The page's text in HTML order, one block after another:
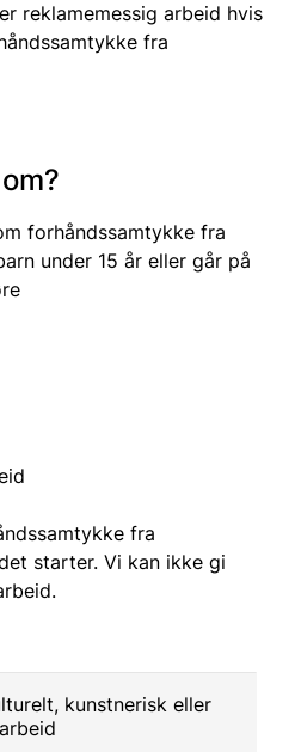
reklamemessig arbeid hvis
fra
forhåndssamtykke fra
under 15 år eller går på
fra
starter. Vi kan ikke gi
kunstnerisk eller